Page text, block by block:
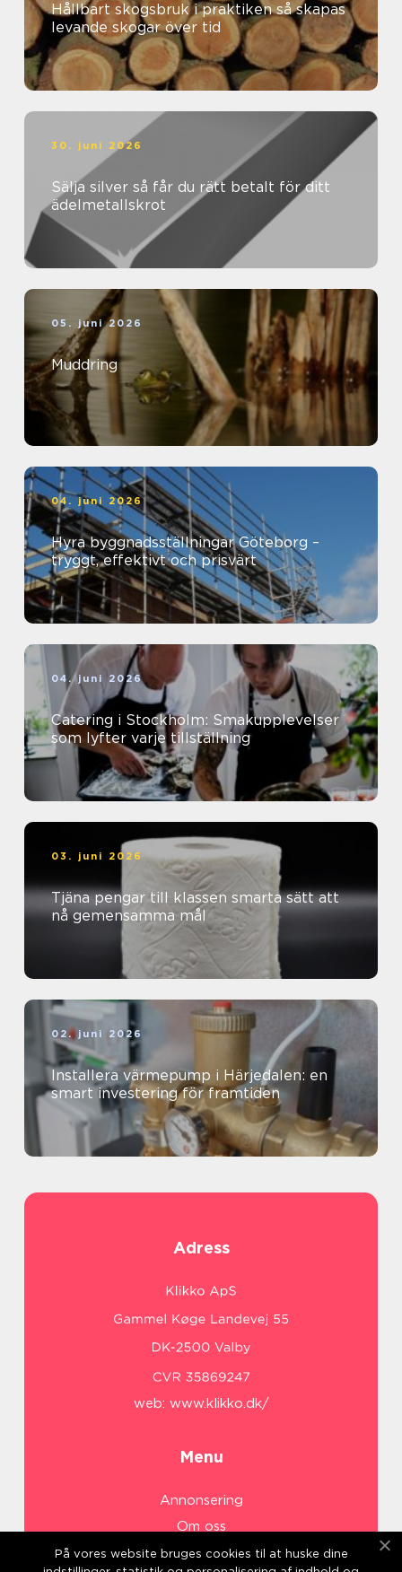
Hållbart skogsbruk i praktiken så skapas
levande skogar över tid
30. juni 2026
Sälja silver så får du rätt betalt för ditt
ädelmetallskrot
05. juni 2026
Muddring
04. juni 2026
Hyra byggnadsställningar Göteborg –
tryggt, effektivt och prisvärt
04. juni 2026
Catering i Stockholm: Smakupplevelser
som lyfter varje tillställning
03. juni 2026
Tjäna pengar till klassen smarta sätt att
nå gemensamma mål
02. juni 2026
Installera värmepump i Härjedalen: en
smart investering för framtiden
Adress
web: www.klikko.dk/
Menu
Annonsering
Om oss
Cookies
På vores website bruges cookies til at huske dine